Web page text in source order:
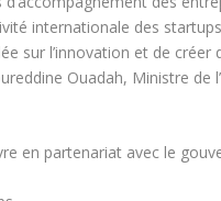
internationale des
sur l’innovation et de
Ouadah, Ministre
en partenariat avec le